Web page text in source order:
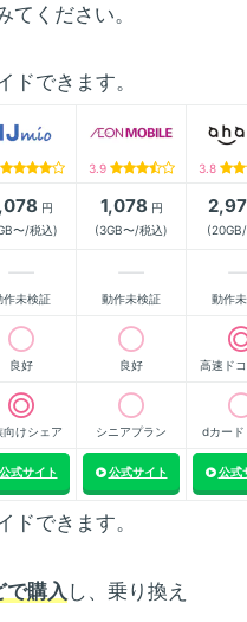
ください。
ドできます。
3.9 3.8
円
〜/税込)
1,078 円
(3GB〜/税込)
作未検証 動作未検証 動作
良好 良好 高速ド
向けシェア シニアプラン dカード
公式サイト 公式サイト 公式
ドできます。
で購入 し、乗り換え